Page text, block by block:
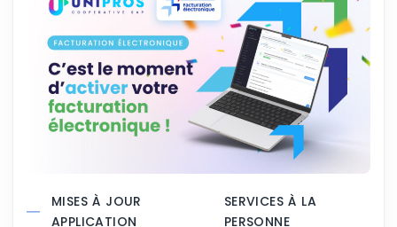
MISES À JOUR
APPLICATION
SERVICES À LA
PERSONNE